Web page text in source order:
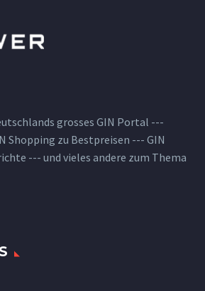
grosses GIN Portal ---
Shopping zu Bestpreisen --- GIN
--- und vieles andere zum Thema